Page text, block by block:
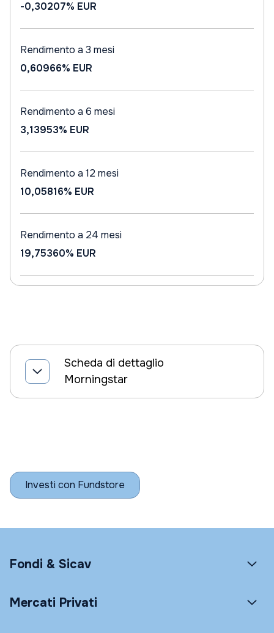
-0,30207% EUR
Rendimento a 3 mesi
0,60966% EUR
Rendimento a 6 mesi
3,13953% EUR
Rendimento a 12 mesi
10,05816% EUR
Rendimento a 24 mesi
19,75360% EUR
Scheda di dettaglio
Morningstar
Investi con Fundstore
Fondi & Sicav
Mercati Privati